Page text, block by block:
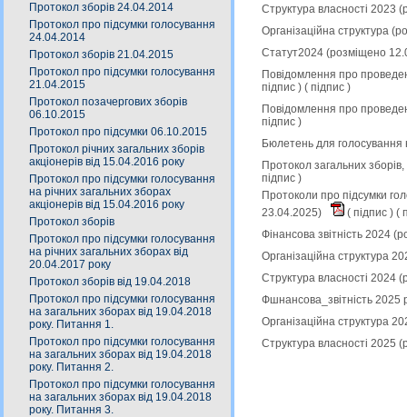
Протокол зборів 24.04.2014
Протокол про підсумки голосування
24.04.2014
Протокол зборів 21.04.2015
Протокол про підсумки голосування
21.04.2015
Протокол позачергових зборів
06.10.2015
Протокол про підсумки 06.10.2015
Протокол річних загальних зборів
акціонерів від 15.04.2016 року
Протокол про підсумки голосування
на річних загальних зборах
акціонерів від 15.04.2016 року
Протокол зборів
Протокол про підсумки голосування
на річних загальних зборах від
20.04.2017 року
Протокол зборів від 19.04.2018
Протокол про підсумки голосування
на загальних зборах від 19.04.2018
року. Питання 1.
Протокол про підсумки голосування
на загальних зборах від 19.04.2018
року. Питання 2.
Протокол про підсумки голосування
на загальних зборах від 19.04.2018
року. Питання 3.
Структура власності 2023
Організаційна структура
Статут2024 (розміщено
Повідомлення про
підпис ) ( підпис )
Повідомлення про
підпис )
Бюлетень для
Протокол загальних
підпис )
Протоколи про підсумки
23.04.2025)
( підпис ) (
Фінансова звітність 2024
Організаційна структура
Структура власності 2024
Фшнансова_звітність
Організаційна структура
Структура власності 2025